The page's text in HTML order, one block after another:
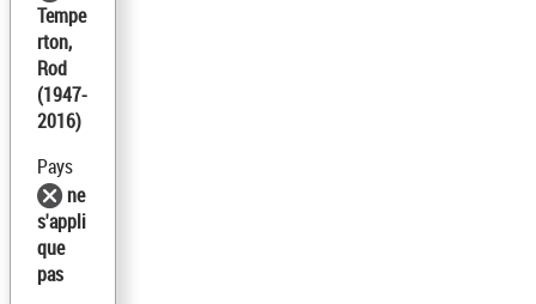
Tempe
rton,
Rod
(1947-
2016)
Pays
ne
s'appli
que
pas